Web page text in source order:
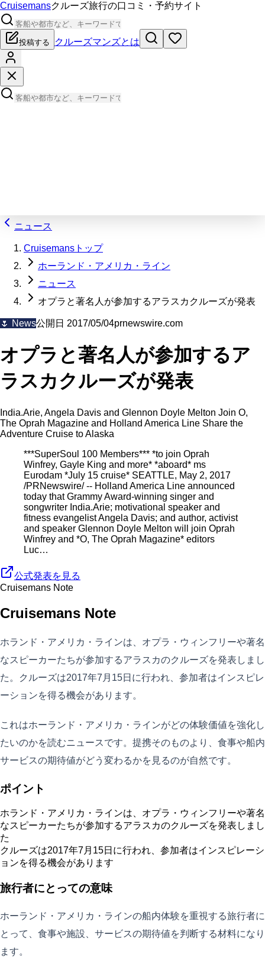
Cruisemansクルーズ旅行の口コミ・予約サイト
投稿する クルーズマンズとは
ニュース
Cruisemansトップ
ホーランド・アメリカ・ライン
ニュース
オプラと著名人が参加するアラスカクルーズが発表
🌷 News公開日 2017/05/04prnewswire.com
オプラと著名人が参加するア
ラスカクルーズが発表
India.Arie, Angela Davis and Glennon Doyle Melton Join O,
The Oprah Magazine and Holland America Line Share the
Adventure Cruise to Alaska
***SuperSoul 100 Members*** *to join Oprah
Winfrey, Gayle King and more* *aboard* ms
Eurodam *July 15 cruise* SEATTLE, May 2, 2017
/PRNewswire/ -- Holland America Line announced
today that Grammy Award-winning singer and
songwriter India.Arie; motivational speaker and
fitness evangelist Angela Davis; and author, activist
and speaker Glennon Doyle Melton will join Oprah
Winfrey and *O, The Oprah Magazine* editors
Luc…
公式発表を見る
Cruisemans Note
Cruisemans Note
ホランド・アメリカ・ラインは、オプラ・ウィンフリーや著名
なスピーカーたちが参加するアラスカのクルーズを発表しまし
た。クルーズは2017年7月15日に行われ、参加者はインスピレ
ーションを得る機会があります。
これはホーランド・アメリカ・ラインがどの体験価値を強化し
たいのかを読むニュースです。提携そのものより、食事や船内
サービスの期待値がどう変わるかを見るのが自然です。
ポイント
ホランド・アメリカ・ラインは、オプラ・ウィンフリーや著名
なスピーカーたちが参加するアラスカのクルーズを発表しまし
た
クルーズは2017年7月15日に行われ、参加者はインスピレーシ
ョンを得る機会があります
旅行者にとっての意味
ホーランド・アメリカ・ラインの船内体験を重視する旅行者に
とって、食事や施設、サービスの期待値を判断する材料になり
ます。